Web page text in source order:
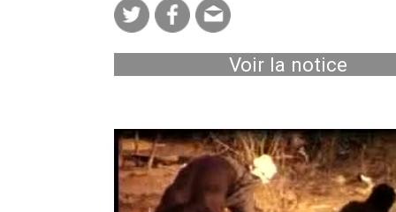
Voir la notice